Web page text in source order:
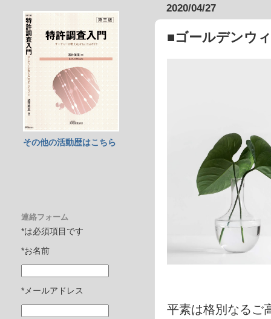
2020/04/27
■ゴールデンウ
平素は格別なるご
その他の活動歴はこちら
連絡フォーム
*は必須項目です
*お名前
*メールアドレス